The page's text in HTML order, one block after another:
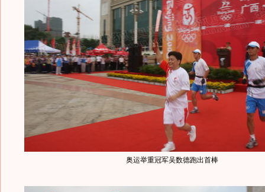
奥运举重冠军吴数德跑出首棒